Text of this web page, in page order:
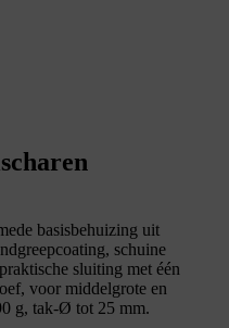
basisbehuizing uit
schuine
sluiting met één
voor middelgrote en
g, tak-Ø tot 25 mm.